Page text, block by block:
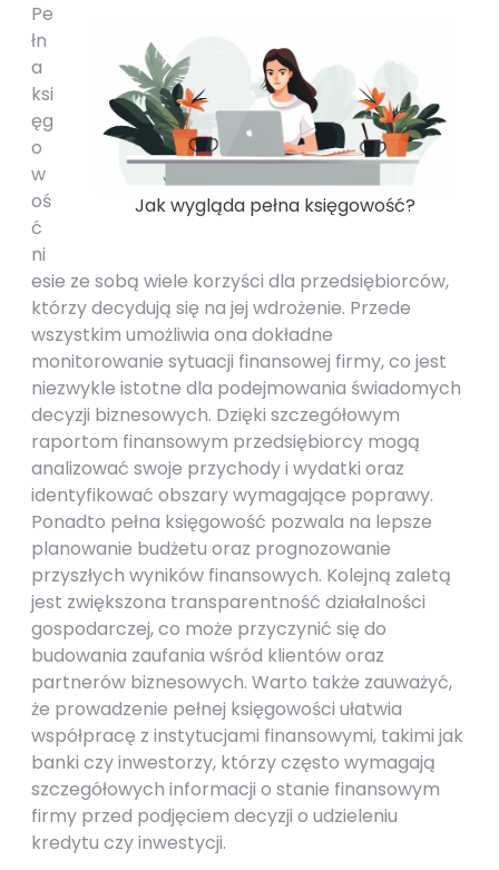
Jak wygląda pełna księgowość?
Pe
łn
a
ksi
ęg
o
w
oś
ć
ni
esie ze sobą wiele korzyści dla przedsiębiorców,
którzy decydują się na jej wdrożenie. Przede
wszystkim umożliwia ona dokładne
monitorowanie sytuacji finansowej firmy, co jest
niezwykle istotne dla podejmowania świadomych
decyzji biznesowych. Dzięki szczegółowym
raportom finansowym przedsiębiorcy mogą
analizować swoje przychody i wydatki oraz
identyfikować obszary wymagające poprawy.
Ponadto pełna księgowość pozwala na lepsze
planowanie budżetu oraz prognozowanie
przyszłych wyników finansowych. Kolejną zaletą
jest zwiększona transparentność działalności
gospodarczej, co może przyczynić się do
budowania zaufania wśród klientów oraz
partnerów biznesowych. Warto także zauważyć,
że prowadzenie pełnej księgowości ułatwia
współpracę z instytucjami finansowymi, takimi jak
banki czy inwestorzy, którzy często wymagają
szczegółowych informacji o stanie finansowym
firmy przed podjęciem decyzji o udzieleniu
kredytu czy inwestycji.